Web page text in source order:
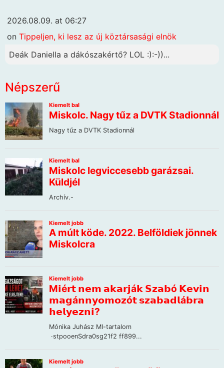
2026.08.09. at 06:27
on Tippeljen, ki lesz az új köztársasági elnök
Deák Daniella a dákószakértő? LOL :):-))...
Népszerű